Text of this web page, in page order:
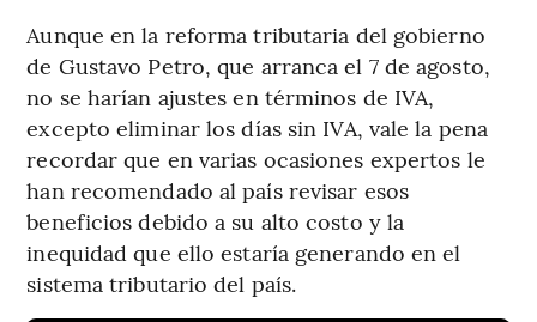
Aunque en la reforma tributaria del gobierno
de Gustavo Petro, que arranca el 7 de agosto,
no se harían ajustes en términos de IVA,
excepto eliminar los días sin IVA, vale la pena
recordar que en varias ocasiones expertos le
han recomendado al país revisar esos
beneficios debido a su alto costo y la
inequidad que ello estaría generando en el
sistema tributario del país.